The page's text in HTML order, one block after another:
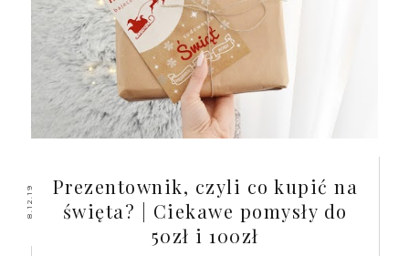
8.12.19
Prezentownik, czyli co kupić na
święta? | Ciekawe pomysły do
50zł i 100zł